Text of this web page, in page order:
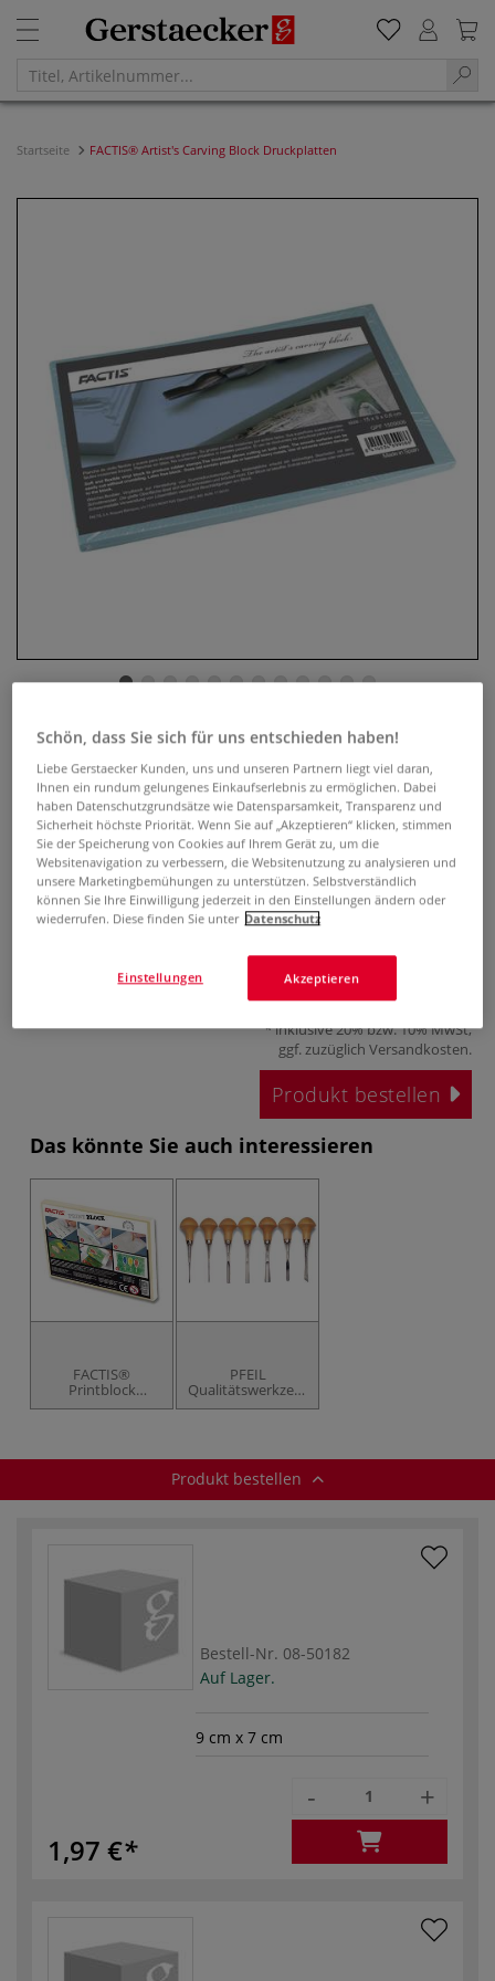
Startseite FACTIS® Artist's Carving Block Druckplatten
FACTIS® Artist's Carving Block
Druckplatten
0 Bewertungen
FACTIS® Artist's Carving Block ist eine Druckplatte aus
weichem biegsamen Vinyl für verschiedene Drucktechniken.
Ideal auch zum Herstellen von Gummidruckstempeln.
ab1,97 €
inklusive 20% bzw. 10% MwSt,
ggf. zuzüglich Versandkosten.
Produkt bestellen
Das könnte Sie auch interessieren
FACTIS®
Printblock
Druckplatten
PFEIL
Qualitätswerkzeuge
für Linol- und
Produkt bestellen
Bestell-Nr. 08-50182
Auf Lager.
9 cm x 7 cm
1,97 €
- +
Schön, dass Sie sich für uns entschieden haben!
Liebe Gerstaecker Kunden, uns und unseren Partnern liegt viel daran,
Ihnen ein rundum gelungenes Einkaufserlebnis zu ermöglichen. Dabei
haben Datenschutzgrundsätze wie Datensparsamkeit, Transparenz und
Sicherheit höchste Priorität. Wenn Sie auf „Akzeptieren“ klicken, stimmen
Sie der Speicherung von Cookies auf Ihrem Gerät zu, um die
Websitenavigation zu verbessern, die Websitenutzung zu analysieren und
unsere Marketingbemühungen zu unterstützen. Selbstverständlich
können Sie Ihre Einwilligung jederzeit in den Einstellungen ändern oder
wiederrufen. Diese finden Sie unter Datenschutz
Akzeptieren
Einstellungen